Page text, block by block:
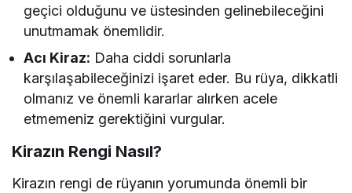
geçici olduğunu ve üstesinden gelinebileceğini
unutmamak önemlidir.
Acı Kiraz: Daha ciddi sorunlarla
karşılaşabileceğinizi işaret eder. Bu rüya, dikkatli
olmanız ve önemli kararlar alırken acele
etmemeniz gerektiğini vurgular.
Kirazın Rengi Nasıl?
Kirazın rengi de rüyanın yorumunda önemli bir